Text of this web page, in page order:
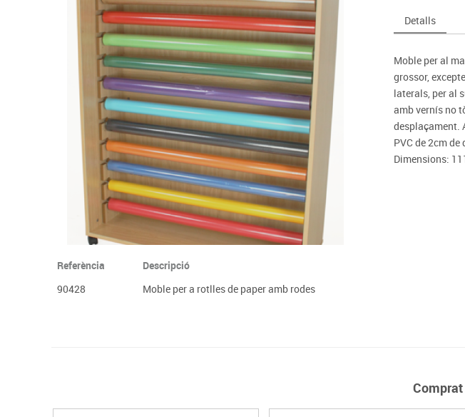
Complements d'oficina
Plastificació, enquadernació i destrucció
Informàtica
Higiene
Dibuix tècnic i artístic
Material escolar
Construccions
Espais exteriors
Psicomotricitat
Jocs simbòlics
Música
Matemàtiques
Ciències
Mobiliari tecnològic
Monitors interactius
Videoprojecció
Taules
Cadires,
Detalls
Moble per al
grossor,
laterals, per al
amb vernís no
desplaçament.
PVC de 2cm
Dimensions:
Referència Descripció
90428
Moble per a rotlles de paper amb rodes